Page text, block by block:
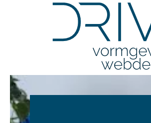
Overslaan en naar de inhoud gaan